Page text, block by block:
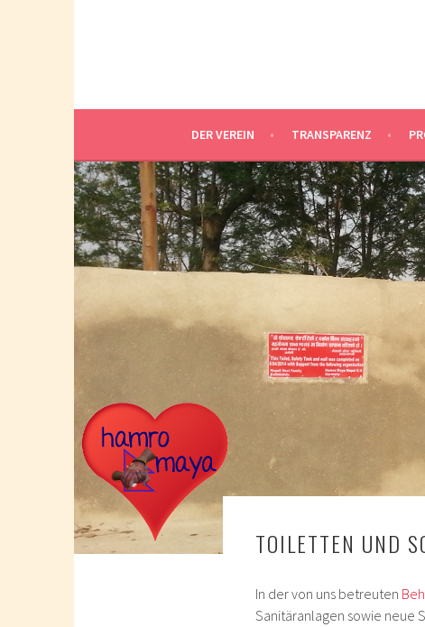
DER VEREIN TRANSPARENZ
TOILETTEN UND
In der von uns betreuten
Sanitäranlagen sowie neue